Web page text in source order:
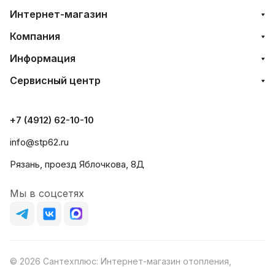
Интернет-магазин
Компания
Информация
Сервисный центр
+7 (4912) 62-10-10
info@stp62.ru
Рязань, проезд Яблочкова, 8Д
Мы в соцсетях
© 2026 Сантехплюс: Интернет-магазин отопления,